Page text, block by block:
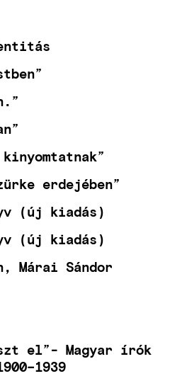
erdejében”
(új kiadás)
(új kiadás)
Márai Sándor
el”- Magyar írók